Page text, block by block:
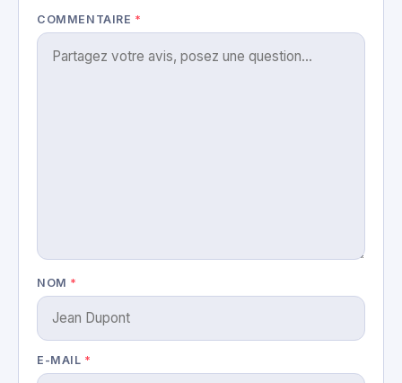
COMMENTAIRE *
NOM *
E-MAIL *